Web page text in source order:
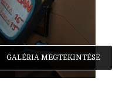
GALÉRIA MEGTEKINTÉSE